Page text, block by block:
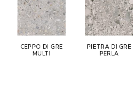
CEPPO DI GRE
MULTI
PIETRA DI GRE
PERLA